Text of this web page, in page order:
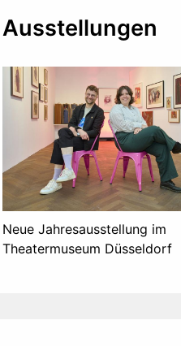
Ausstellungen
Neue Jahresausstellung im
Theatermuseum Düsseldorf